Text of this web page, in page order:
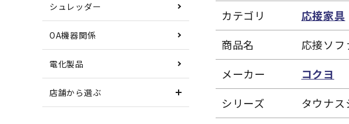
シュレッダー
OA機器関係
電化製品
店舗から選ぶ
カテゴリ
応接家具
商品名
応接ソフ
メーカー
コクヨ
シリーズ
タウナス